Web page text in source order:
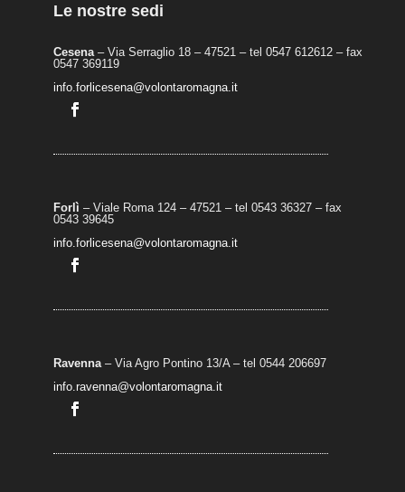
Le nostre sedi
Cesena– Via Serraglio 18 – 47521 – tel 0547 612612 – fax
0547 369119
info.forlicesena@volontaromagna.it
Forlì – Viale Roma 124 – 47521 – tel 0543 36327 – fax
0543 39645
info.forlicesena@volontaromagna.it
Ravenna– Via Agro Pontino 13/A– tel 0544 206697
info.ravenna@volontaromagna.it